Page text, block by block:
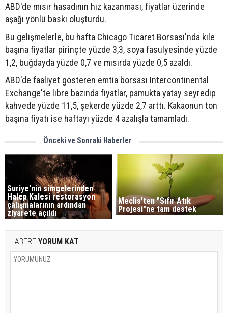
ABD'de mısır hasadının hız kazanması, fiyatlar üzerinde
aşağı yönlü baskı oluşturdu.
Bu gelişmelerle, bu hafta Chicago Ticaret Borsası'nda kile
başına fiyatlar pirinçte yüzde 3,3, soya fasulyesinde yüzde
1,2, buğdayda yüzde 0,7 ve mısırda yüzde 0,5 azaldı.
ABD'de faaliyet gösteren emtia borsası Intercontinental
Exchange'te libre bazında fiyatlar, pamukta yatay seyredip
kahvede yüzde 11,5, şekerde yüzde 2,7 arttı. Kakaonun ton
başına fiyatı ise haftayı yüzde 4 azalışla tamamladı.
Önceki ve Sonraki Haberler
Suriye'nin simgelerinden
Halep Kalesi restorasyon
çalışmalarının ardından
ziyarete açıldı
Meclis'ten "Sıfır Atık
Projesi"ne tam destek
HABERE YORUM KAT